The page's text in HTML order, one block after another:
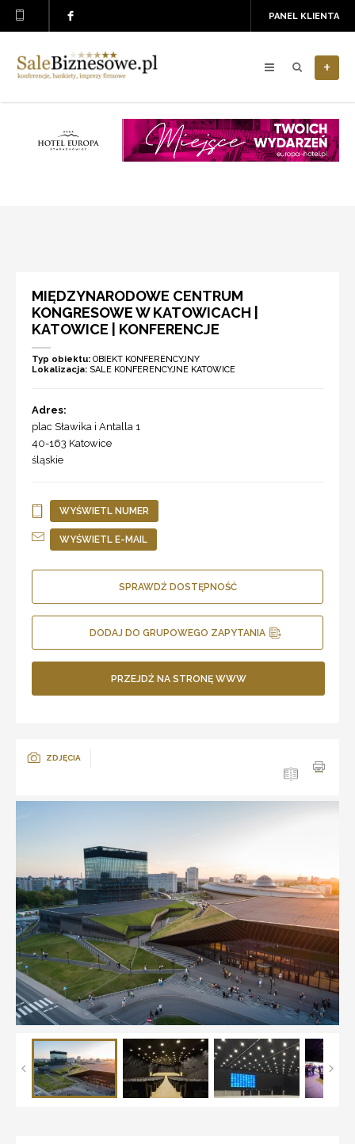
PANEL KLIENTA
+
MIĘDZYNARODOWE CENTRUM
KONGRESOWE W KATOWICACH |
KATOWICE | KONFERENCJE
Typ obiektu: OBIEKT KONFERENCYJNY
Lokalizacja: SALE KONFERENCYJNE KATOWICE
Adres:
plac Sławika i Antalla 1
40-163 Katowice
śląskie
WYŚWIETL NUMER
WYŚWIETL E-MAIL
SPRAWDŹ DOSTĘPNOŚĆ
DODAJ DO GRUPOWEGO ZAPYTANIA
PRZEJDŹ NA STRONĘ WWW
ZDJĘCIA